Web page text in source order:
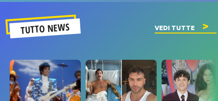
TUTTO NEWS VEDI TUTTE